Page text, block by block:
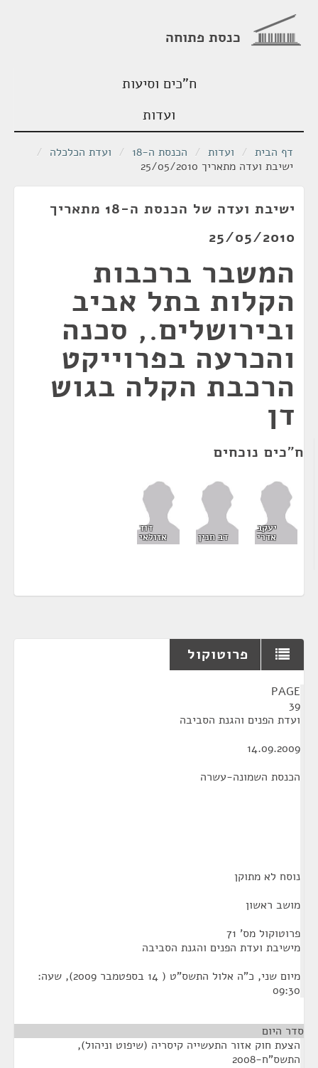
כנסת פתוחה
ח"כים וסיעות
ועדות
דף הבית / ועדות / הכנסת ה-18 / ועדת הכלכלה /
ישיבת ועדה מתאריך 25/05/2010
ישיבת ועדה של הכנסת ה-18 מתאריך
25/05/2010
המשבר ברכבות
הקלות בתל אביב
ובירושלים., סכנה
והכרעה בפרוייקט
הרכבת הקלה בגוש
דן
ח"כים נוכחים
יעקב
אדרי דב חנין
דוד
אזולאי
פרוטוקול
PAGE
39
ועדת הפנים והגנת הסביבה
14.09.2009
הכנסת השמונה-עשרה
נוסח לא מתוקן
מושב ראשון
פרוטוקול מס' 71
מישיבת ועדת הפנים והגנת הסביבה
מיום שני, כ"ה אלול התשס"ט ( 14 בספטמבר 2009), שעה:
09:30
סדר היום
הצעת חוק אזור התעשייה קיסריה (שיפוט וניהול),
התשס"ח-2008